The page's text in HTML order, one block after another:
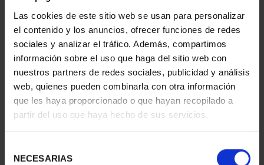
Las cookies de este sitio web se usan para personalizar
el contenido y los anuncios, ofrecer funciones de redes
sociales y analizar el tráfico. Además, compartimos
información sobre el uso que haga del sitio web con
nuestros partners de redes sociales, publicidad y análisis
web, quienes pueden combinarla con otra información
que les haya proporcionado o que hayan recopilado a
partir del uso que haya hecho de sus servicios.
NECESARIAS
CAPITALES DE
PROVINCIA COLECCION
3.796,00 €